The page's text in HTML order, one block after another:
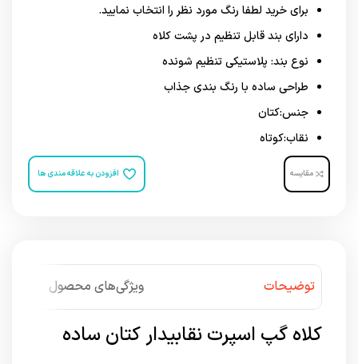
برای خرید لطفا رنگ مورد نظر را انتخاب نمایید.
دارای بند قابل تنظیم در پشت کلاه
نوع بند: پلاستیکی تنظیم شونده
طراحی ساده با رنگ بندی جذاب
جنس:کتان
نقاب:کوتاه
مقایسه افزودن به علاقه مندی ها
توضیحات ویژگی‌های محصول
کلاه گپ اسپرت نقابیدار کتان ساده